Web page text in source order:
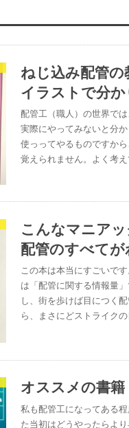
ねじ込み配管
イラストで分
配管工（職人）の世界で
実際にやってみないと分
使っってやるものですか
覚えられません。よく考
こんなマニアッ
配管のすべてが
この本は本当にすごいで
は「配管に関する情報量
し、街を歩けば目につく
ら、まさにどストライク
オススメの書
私も配管工になってある
た当初はどうやったらよ